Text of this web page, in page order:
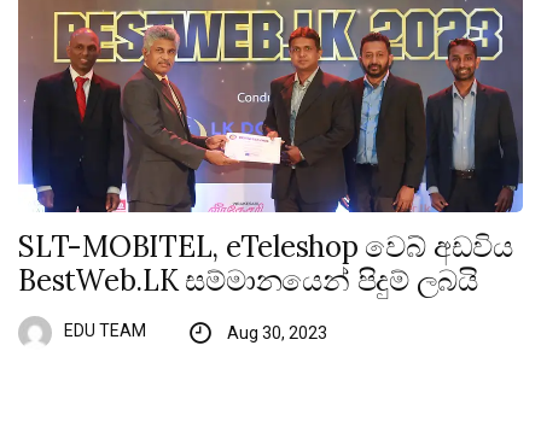
SLT-MOBITEL, eTeleshop වෙබ් අඩවිය
BestWeb.LK සම්මානයෙන් පිදුම් ලබයි
EDU TEAM Aug 30, 2023